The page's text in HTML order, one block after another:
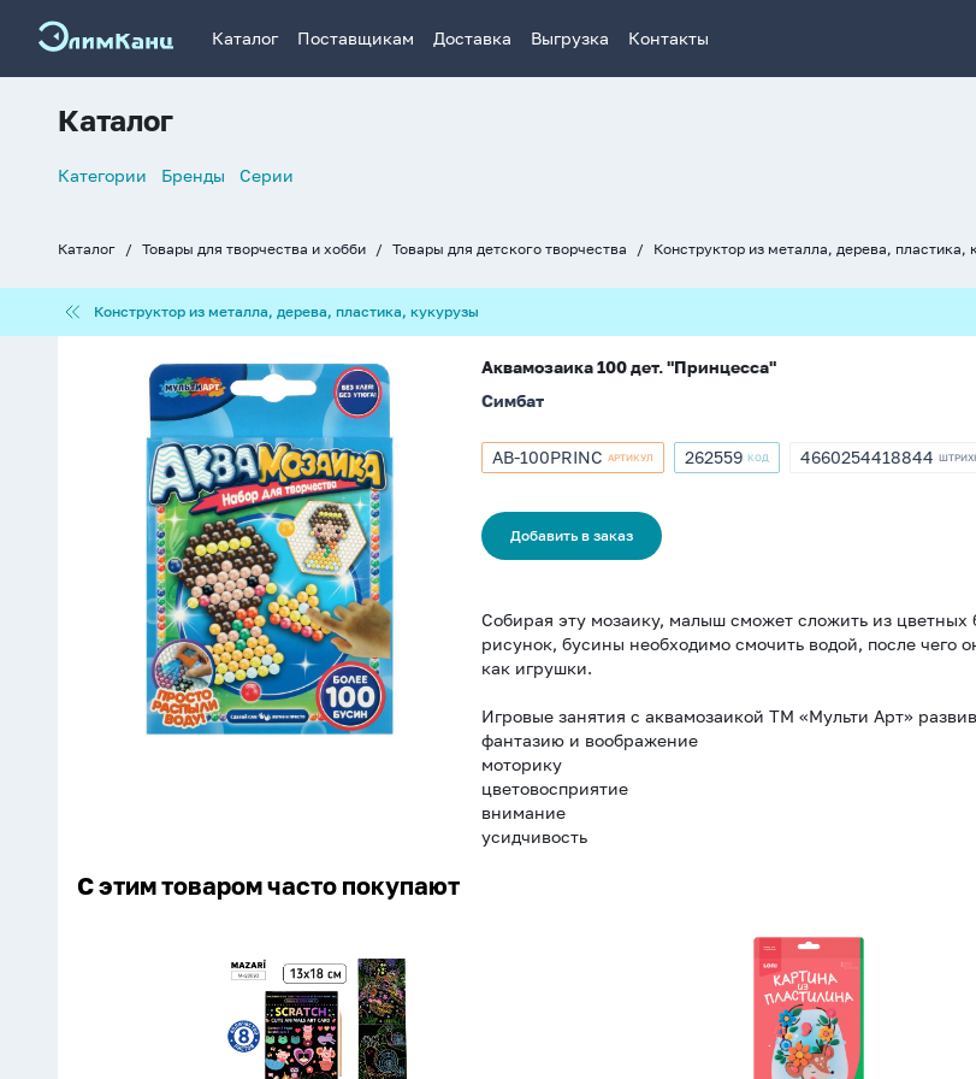
Каталог Поставщикам Доставка Выгрузка Контакты
Каталог
Список
Категории Бренды Серии
крошки
Каталог Товары для творчества и хобби Товары для детского творчества Конструктор из металла, дерева, пластика,
из
металла,
Конструктор из металла, дерева, пластика, кукурузы
Аквамозаика
"Принцесса"
Аквамозаика 100 дет. "Принцесса"
Симбат
Артикул
100PRINC
AB-100PRINC АРТИКУЛ
Артикул
262559 КОД
ШТРИХКОД
4660254418844
Добавить в заказ
Собирая эту мозаику, малыш сможет сложить из
рисунок, бусины необходимо смочить водой, после чего
как игрушки.
Игровые занятия с аквамозаикой ТМ «Мульти Арт»
фантазию и воображение
моторику
цветовосприятие
внимание
усидчивость
С этим товаром часто покупают